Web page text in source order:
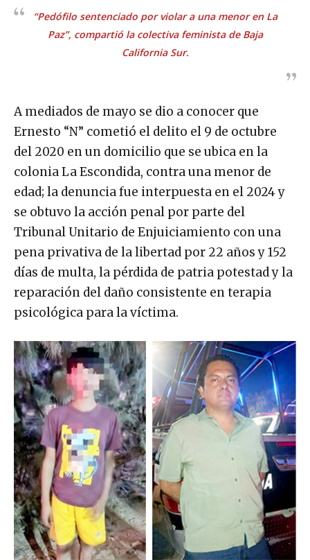
“Pedófilo sentenciado por violar a una menor en La
Paz”, compartió la colectiva feminista de Baja
California Sur.
A mediados de mayo se dio a conocer que
Ernesto “N” cometió el delito el 9 de octubre
del 2020 en un domicilio que se ubica en la
colonia La Escondida, contra una menor de
edad; la denuncia fue interpuesta en el 2024 y
se obtuvo la acción penal por parte del
Tribunal Unitario de Enjuiciamiento con una
pena privativa de la libertad por 22 años y 152
días de multa, la pérdida de patria potestad y la
reparación del daño consistente en terapia
psicológica para la víctima.